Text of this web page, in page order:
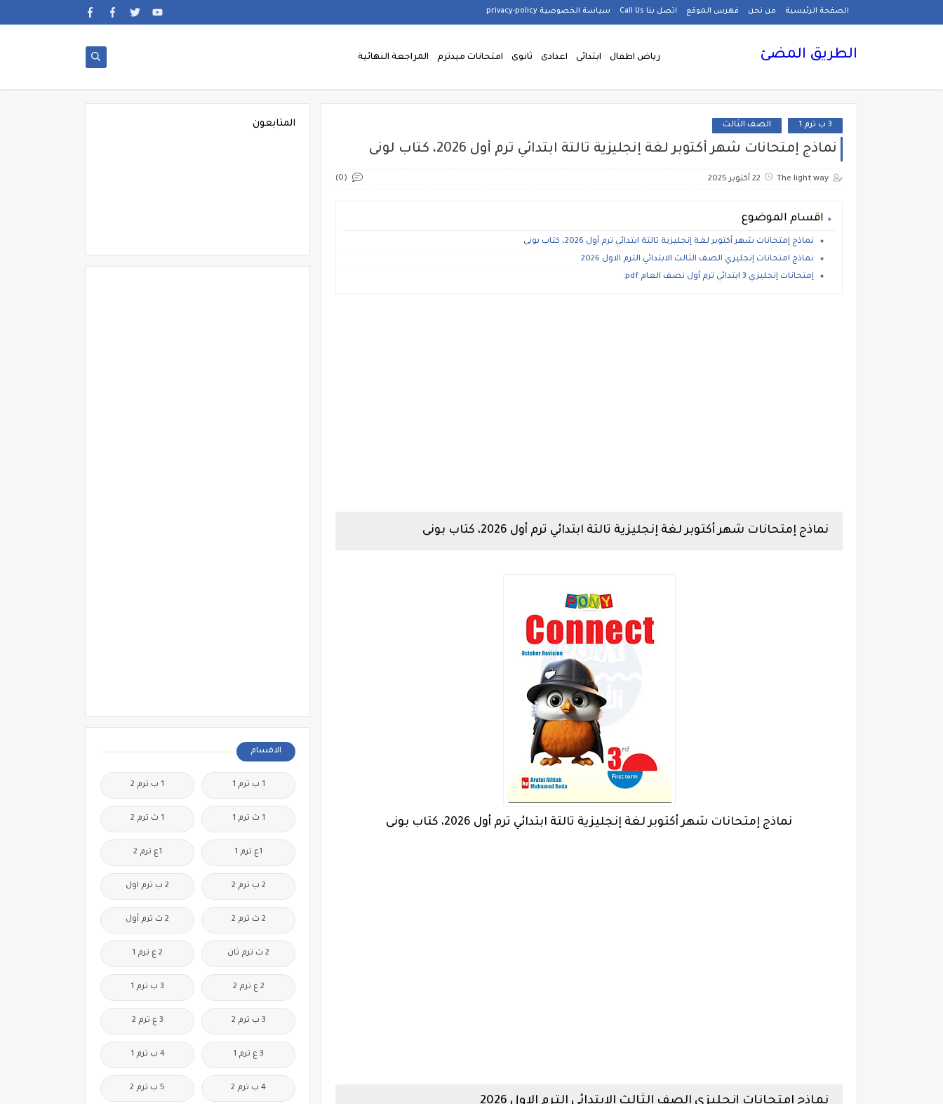
الصفحة الرئيسية من نحن فهرس الموقع اتصل بنا Call Us سياسة الخصوصية privacy-policy
الطريق المضئ رياض اطفال ابتدائى اعدادى ثانوى امتحانات ميدترم المراجعة النهائية
3 ب ترم 1 الصف الثالث
نماذج إمتحانات شهر أكتوبر لغة إنجليزية تالتة ابتدائي ترم أول 2026، كتاب لونى
The light way 22 أكتوبر 2025 (0)
اقسام الموضوع
نماذج إمتحانات شهر أكتوبر لغة إنجليزية تالتة ابتدائي ترم أول 2026، كتاب بونى
نماذج امتحانات إنجليزي الصف الثالث الابتدائي الترم الاول 2026
إمتحانات إنجليزي 3 ابتدائي ترم أول نصف العام pdf.
نماذج إمتحانات شهر أكتوبر لغة إنجليزية تالتة ابتدائي ترم أول 2026، كتاب بونى
نماذج إمتحانات شهر أكتوبر لغة إنجليزية تالتة ابتدائي ترم أول 2026، كتاب بونى
المتابعون
الاقسام
1 ب ترم 1 1 ب ترم 2
1 ث ترم 1 1 ث ترم 2
1ع ترم 1 1ع ترم 2
2 ب ترم 2 2 ب ترم اول
2 ث ترم 2 2 ث ترم أول
2 ث ترم ثان 2 ع ترم 1
2 ع ترم 2 3 ب ترم 1
3 ب ترم 2 3 ع ترم 2
3 ع ترم 1 4 ب ترم 1
4 ب ترم 2 5 ب ترم 2